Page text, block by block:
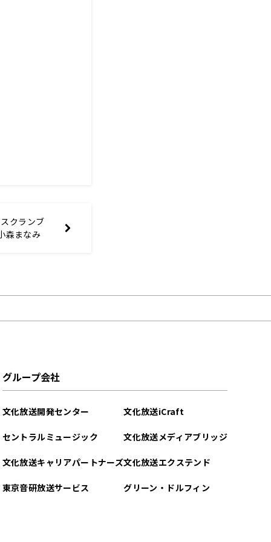
クランブ
森まなみ
グループ会社
文化放送開発センター
セントラルミュージック
文化放送キャリアパートナーズ
東京音研放送サービス
文化放送iCraft
文化放送メディアブリッジ
文化放送エクステンド
グリーン・ドルフィン